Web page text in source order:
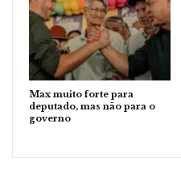
Max muito forte para
deputado, mas não para o
governo